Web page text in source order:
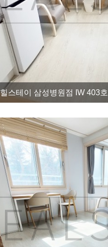
힐스테이 삼성병원점 IW 403호